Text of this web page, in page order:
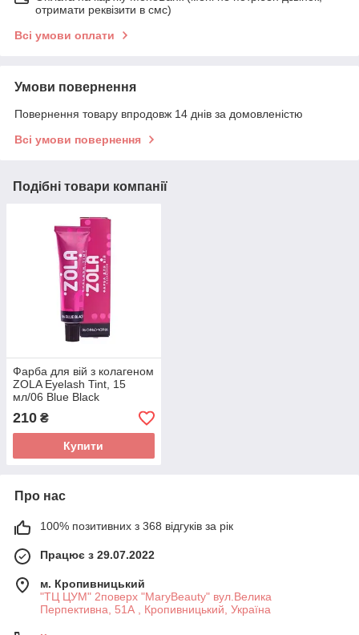
отримати реквізити в смс)
Всі умови оплати
Умови повернення
Повернення товару впродовж 14 днів за домовленістю
Всі умови повернення
Подібні товари компанії
Фарба для вій з колагеном
ZOLA Eyelash Tint, 15
мл/06 Blue Black
210 ₴
Купити
Про нас
100% позитивних з 368 відгуків за рік
Працює з 29.07.2022
м. Кропивницький
"ТЦ ЦУМ" 2поверх "MaryBeauty" вул.Велика
Перпективна, 51А , Кропивницький, Україна